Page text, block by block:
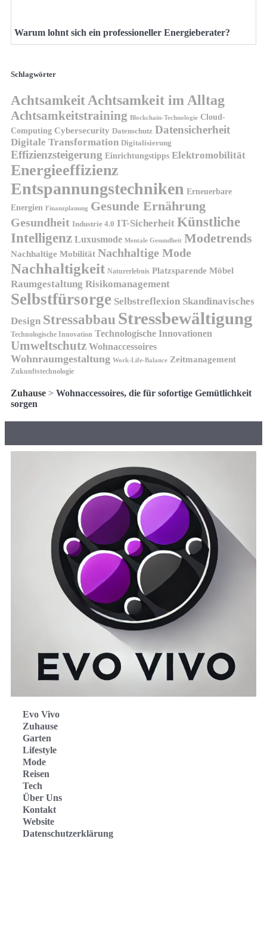
Warum lohnt sich ein professioneller Energieberater?
Schlagwörter
AchtsamkeitAchtsamkeit im Alltag
Achtsamkeitstraining Blockchain-Technologie Cloud-
Computing Cybersecurity Datenschutz Datensicherheit
Digitale Transformation Digitalisierung
Effizienzsteigerung Einrichtungstipps Elektromobilität
Energieeffizienz
Entspannungstechniken Erneuerbare
Energien Finanzplanung Gesunde Ernährung
Gesundheit Industrie 4.0 IT-Sicherheit Künstliche
Intelligenz Luxusmode Mentale Gesundheit Modetrends
Nachhaltige Mobilität Nachhaltige Mode
Nachhaltigkeit Naturerlebnis Platzsparende Möbel
Raumgestaltung Risikomanagement
Selbstfürsorge Selbstreflexion Skandinavisches
Design Stressabbau Stressbewältigung
Technologische Innovation Technologische Innovationen
Umweltschutz Wohnaccessoires
Wohnraumgestaltung Work-Life-Balance Zeitmanagement
Zukunftstechnologie
Zuhause > Wohnaccessoires, die für sofortige Gemütlichkeit
sorgen
Evo Vivo
Zuhause
Garten
Lifestyle
Mode
Reisen
Tech
Über Uns
Kontakt
Website
Datenschutzerklärung